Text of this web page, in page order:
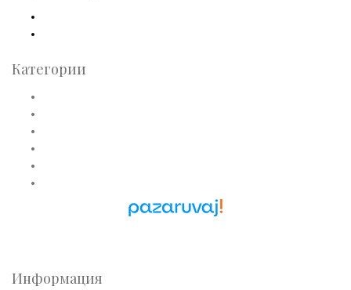
Категории
Информация